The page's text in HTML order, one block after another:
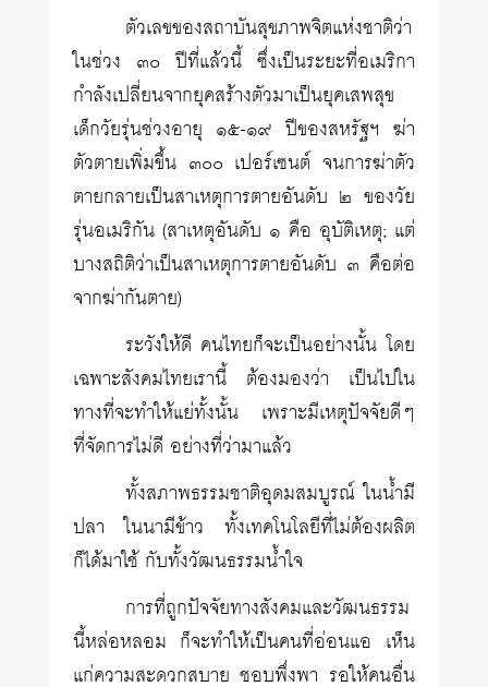
ตัวเลขของสถาบันสุขภาพจิตแห่งชาติว่า
ในช่วง ๓๐ ปีที่แล้วนี้ ซึ่งเป็นระยะที่อเมริกา
กำลังเปลี่ยนจากยุคสร้างตัวมาเป็นยุคเสพสุข
เด็กวัยรุ่นช่วงอายุ ๑๕-๑๙ ปีของสหรัฐฯ ฆ่า
ตัวตายเพิ่มขึ้น ๓๐๐ เปอร์เซนต์ จนการฆ่าตัว
ตายกลายเป็นสาเหตุการตายอันดับ ๒ ของวัย
รุ่นอเมริกัน (สาเหตุอันดับ ๑ คือ อุบัติเหตุ; แต่
บางสถิติว่าเป็นสาเหตุการตายอันดับ ๓ คือต่อ
จากฆ่ากันตาย)
ระวังให้ดี คนไทยก็จะเป็นอย่างนั้น โดย
เฉพาะสังคมไทยเรานี้ ต้องมองว่า เป็นไปใน
ทางที่จะทำให้แย่ทั้งนั้น เพราะมีเหตุปัจจัยดีๆ
ที่จัดการไม่ดี อย่างที่ว่ามาแล้ว
ทั้งสภาพธรรมชาติอุดมสมบูรณ์ ในน้ำมี
ปลา ในนามีข้าว ทั้งเทคโนโลยีที่ไม่ต้องผลิต
ก็ได้มาใช้ กับทั้งวัฒนธรรมน้ำใจ
การที่ถูกปัจจัยทางสังคมและวัฒนธรรม
นี้หล่อหลอม ก็จะทำให้เป็นคนที่อ่อนแอ เห็น
แก่ความสะดวกสบาย ชอบพึ่งพา รอให้คนอื่น